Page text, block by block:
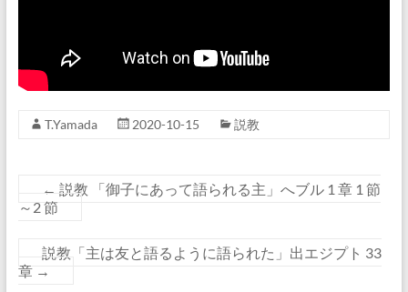
T.Yamada 2020-10-15 説教
← 説教 「御子にあって語られる主」へブル 1 章 1 節
～2 節
説教「主は友と語るように語られた」出エジプト 33
章 →